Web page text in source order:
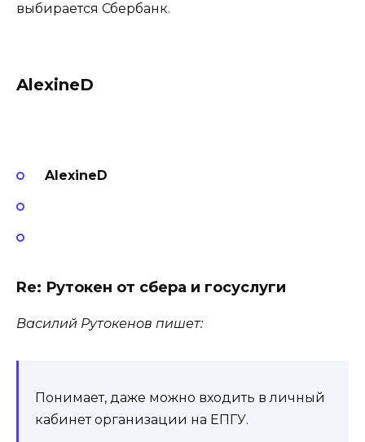
выбирается Сбербанк.
AlexineD
AlexineD
Re: Рутокен от сбера и госуслуги
Василий Рутокенов пишет:
Понимает, даже можно входить в личный
кабинет организации на ЕПГУ.